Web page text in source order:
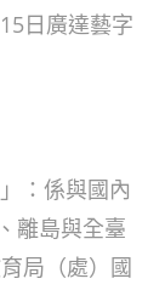
日廣達藝字
：係與國內
離島與全臺
局（處）國